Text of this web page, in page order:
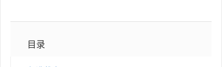
目录